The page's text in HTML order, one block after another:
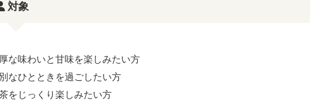
対象
な味わいと甘味を楽しみたい方
なひとときを過ごしたい方
をじっくり楽しみたい方